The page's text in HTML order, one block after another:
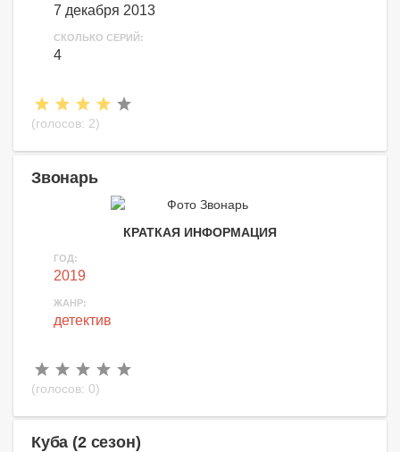
7 декабря 2013
СКОЛЬКО СЕРИЙ:
4
(голосов: 2)
Звонарь
КРАТКАЯ ИНФОРМАЦИЯ
ГОД:
2019
ЖАНР:
детектив
(голосов: 0)
Куба (2 сезон)